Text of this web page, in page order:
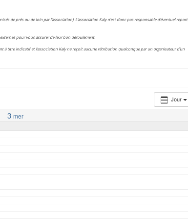
de près ou de loin par l’association). L’association Kaly n’est donc pas responsable d’éventuel report
pour vous assurer de leur bon déroulement.
titre indicatif et l’association Kaly ne reçoit aucune rétribution quelconque par un organisateur d’un
Jour
3 mer